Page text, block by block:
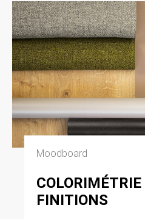
Moodboard
COLORIMÉTRIE
FINITIONS